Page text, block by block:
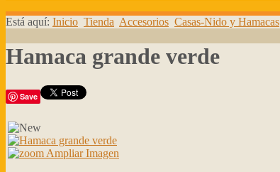
Está aquí: Inicio Tienda Accesorios Casas-Nido y Hamacas
Hamaca grande verde
Save
Ampliar Imagen